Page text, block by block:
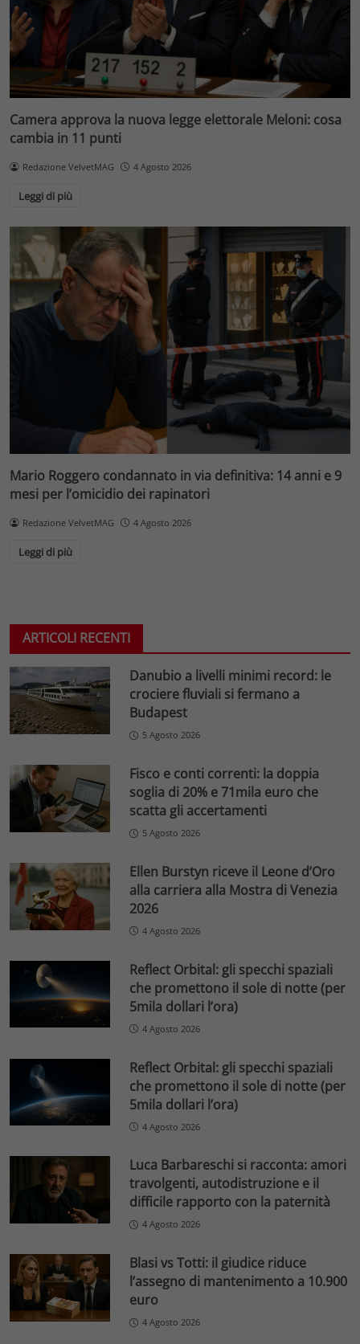
Camera approva la nuova legge elettorale Meloni: cosa
cambia in 11 punti
Redazione VelvetMAG 4 Agosto 2026
Leggi di più
Mario Roggero condannato in via definitiva: 14 anni e 9
mesi per l’omicidio dei rapinatori
Redazione VelvetMAG 4 Agosto 2026
Leggi di più
ARTICOLI RECENTI
Danubio a livelli minimi record: le
crociere fluviali si fermano a
Budapest
5 Agosto 2026
Fisco e conti correnti: la doppia
soglia di 20% e 71mila euro che
scatta gli accertamenti
5 Agosto 2026
Ellen Burstyn riceve il Leone d’Oro
alla carriera alla Mostra di Venezia
2026
4 Agosto 2026
Reflect Orbital: gli specchi spaziali
che promettono il sole di notte (per
5mila dollari l’ora)
4 Agosto 2026
Reflect Orbital: gli specchi spaziali
che promettono il sole di notte (per
5mila dollari l’ora)
4 Agosto 2026
Luca Barbareschi si racconta: amori
travolgenti, autodistruzione e il
difficile rapporto con la paternità
4 Agosto 2026
Blasi vs Totti: il giudice riduce
l’assegno di mantenimento a 10.900
euro
4 Agosto 2026